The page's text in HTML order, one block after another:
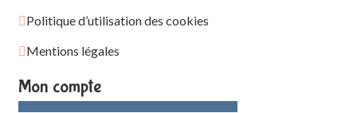
Politique d’utilisation des cookies
Mentions légales
Mon compte